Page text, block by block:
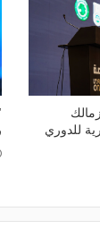
للدوري
مالك